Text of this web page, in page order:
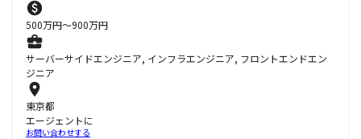
500万円〜900万円
サーバーサイドエンジニア, インフラエンジニア, フロントエンドエン
ジニア
東京都
エージェントに
お問い合わせする